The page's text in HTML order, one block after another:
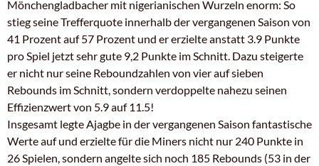
Mönchengladbacher mit nigerianischen Wurzeln enorm: So
stieg seine Trefferquote innerhalb der vergangenen Saison von
41 Prozent auf 57 Prozent und er erzielte anstatt 3.9 Punkte
pro Spiel jetzt sehr gute 9,2 Punkte im Schnitt. Dazu steigerte
er nicht nur seine Reboundzahlen von vier auf sieben
Rebounds im Schnitt, sondern verdoppelte nahezu seinen
Effizienzwert von 5.9 auf 11.5!
Insgesamt legte Ajagbe in der vergangenen Saison fantastische
Werte auf und erzielte für die Miners nicht nur 240 Punkte in
26 Spielen, sondern angelte sich noch 185 Rebounds (53 in der